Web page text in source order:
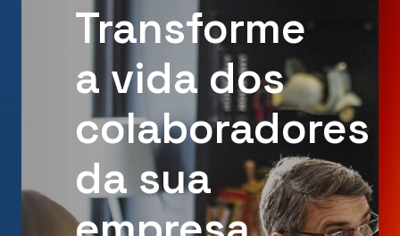
Transforme
a vida dos
colaboradores
da sua